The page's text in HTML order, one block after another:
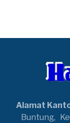
Alamat
Buntung,